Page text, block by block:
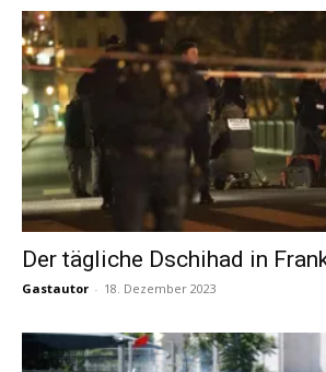
Der tägliche Dschihad in
Gastautor - 18. Dezember 2023